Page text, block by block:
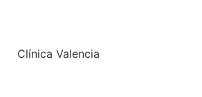
Clínica Valencia